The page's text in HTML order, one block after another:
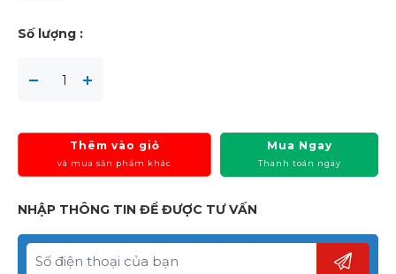
Số lượng :
Thêm vào giỏ
và mua sản phẩm khác
Mua Ngay
Thanh toán ngay
NHẬP THÔNG TIN ĐỂ ĐƯỢC TƯ VẤN